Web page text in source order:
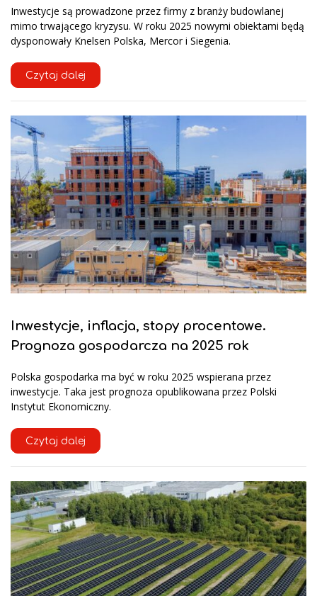
Inwestycje są prowadzone przez firmy z branży budowlanej
mimo trwającego kryzysu. W roku 2025 nowymi obiektami będą
dysponowały Knelsen Polska, Mercor i Siegenia.
Czytaj dalej
Inwestycje, inflacja, stopy procentowe.
Prognoza gospodarcza na 2025 rok
Polska gospodarka ma być w roku 2025 wspierana przez
inwestycje. Taka jest prognoza opublikowana przez Polski
Instytut Ekonomiczny.
Czytaj dalej